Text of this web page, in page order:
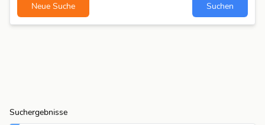
Neue Suche Suchen
Suchergebnisse